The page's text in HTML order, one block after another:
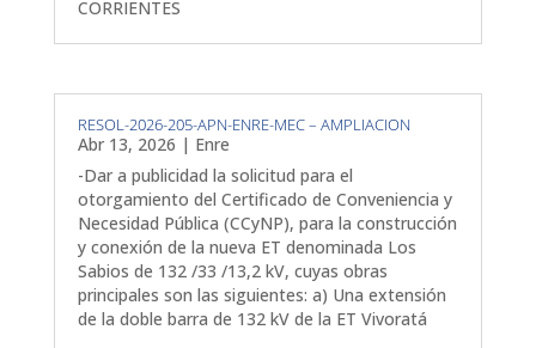
CORRIENTES
RESOL-2026-205-APN-ENRE-MEC – AMPLIACION
Abr 13, 2026 | Enre
-Dar a publicidad la solicitud para el
otorgamiento del Certificado de Conveniencia y
Necesidad Pública (CCyNP), para la construcción
y conexión de la nueva ET denominada Los
Sabios de 132 /33 /13,2 kV, cuyas obras
principales son las siguientes: a) Una extensión
de la doble barra de 132 kV de la ET Vivoratá